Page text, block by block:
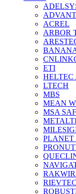
ACREL
ARBOR
ETI
HELTEC
LTECH
MBS
MEAN
MSA
PLANET